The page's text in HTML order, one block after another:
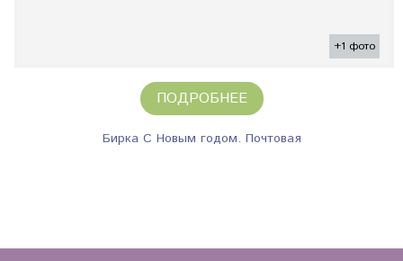
+1 фото
ПОДРОБНЕЕ
Бирка С Новым годом. Почтовая